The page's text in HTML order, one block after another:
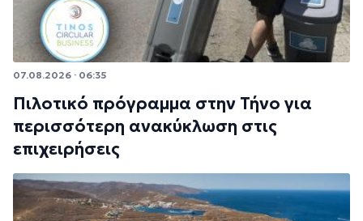
07.08.2026 · 06:35
Πιλοτικό πρόγραμμα στην Τήνο για
περισσότερη ανακύκλωση στις
επιχειρήσεις